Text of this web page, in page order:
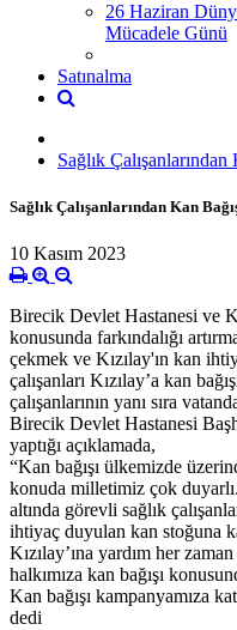
26 Haziran
Mücadele Günü
Satınalma
Sağlık Çalışanlarından
Sağlık Çalışanlarından Kan
10 Kasım 2023
Birecik Devlet Hastanesi ve
konusunda farkındalığı
çekmek ve Kızılay'ın kan
çalışanları Kızılay’a kan
çalışanlarının yanı sıra
Birecik Devlet Hastanesi
yaptığı açıklamada,
“Kan bağışı ülkemizde
konuda milletimiz çok
altında görevli sağlık
ihtiyaç duyulan kan stoğuna
Kızılay’ına yardım her
halkımıza kan bağışı
Kan bağışı kampanyamıza
dedi